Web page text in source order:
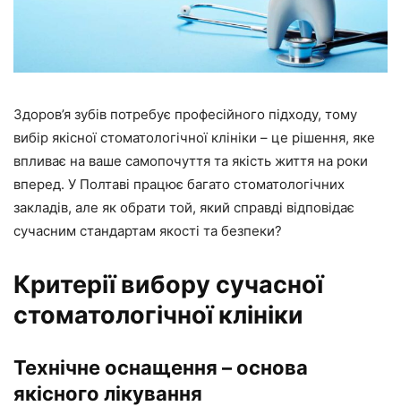
Здоров’я зубів потребує професійного підходу, тому
вибір якісної стоматологічної клініки – це рішення, яке
впливає на ваше самопочуття та якість життя на роки
вперед. У Полтаві працює багато стоматологічних
закладів, але як обрати той, який справді відповідає
сучасним стандартам якості та безпеки?
Критерії вибору сучасної
стоматологічної клініки
Технічне оснащення – основа
якісного лікування